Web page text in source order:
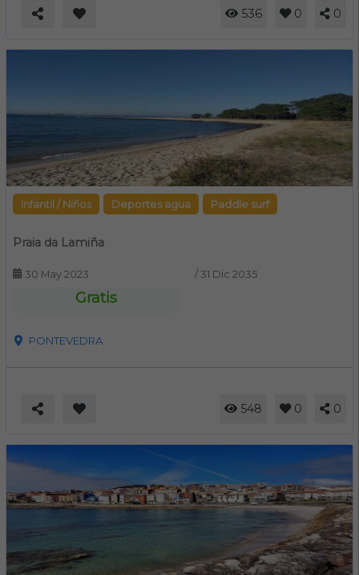
536 0 0
Infantil / Niños Deportes agua Paddle surf
Praia da Lamiña
30 May 2023 / 31 Dic 2035
Gratis
PONTEVEDRA
548 0 0